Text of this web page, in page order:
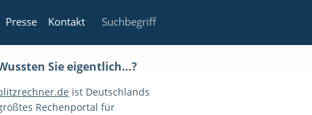
Presse Kontakt
Sie eigentlich…?
ist Deutschlands
Rechenportal für